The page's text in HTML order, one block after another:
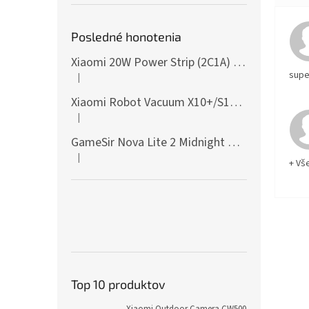
Posledné honotenia
Xiaomi 20W Power Strip (2C1A) EU
Hodnotenie produktu je 5 z 5 hviezdičiek.
|
Xiaomi Robot Vacuum X10+/S10+/X10/X20+ Side Brush
Hodnotenie produktu je 5 z 5 hviezdičiek.
|
GameSir Nova Lite 2 Midnight Gray
Hodnotenie produktu je 5 z 5 hviezdičiek.
|
Top 10 produktov
+